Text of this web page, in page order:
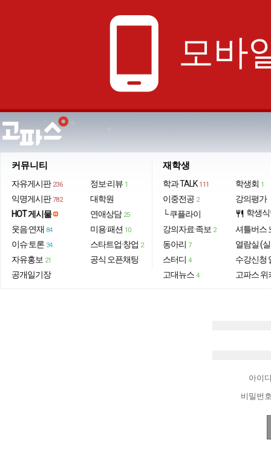
phone_android 모바
커뮤니티
자유게시판 236
익명게시판 782
HOT 게시물
웃음·연재 84
이슈·토론 34
자유홍보 21
공개일기장
정보·리뷰 1
대학원
연애상담 25
미용·패션 10
스타트업·창업 2
공식 오픈채팅
재학생
학과 TALK 111
이중전공 2
└ 쿠플라이
강의자료·족보 2
동아리 7
스터디 4
고대뉴스 4
학생회 1
강의평가
restaurant 학생
셔틀버스
열람실 (
수강신청
고파스 위
아이
비밀번